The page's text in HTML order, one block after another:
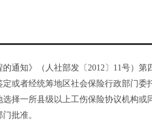
的通知》（人社部发〔2012〕11号）
或者经统筹地区社会保险行政部门
择一所县级以上工伤保险协议机构
批准。